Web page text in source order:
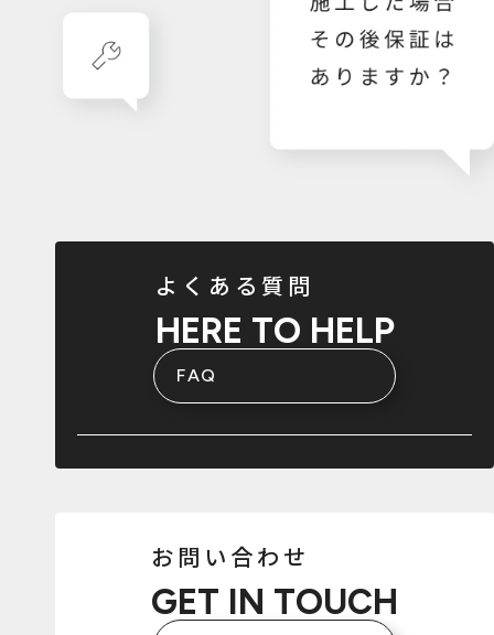
よくある質問
HERE TO HELP
FAQ
お問い合わせ
GET IN TOUCH